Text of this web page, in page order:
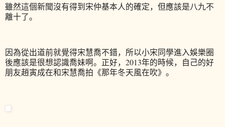
雖然這個新聞沒有得到宋仲基本人的確定，但應該是八九不
離十了。
因為從出道前就覺得宋慧喬不錯，所以小宋同學進入娛樂圈
後應該是很想認識喬妹啊。正好，2013年的時候，自己的好
朋友趙寅成在和宋慧喬拍《那年冬天風在吹》。